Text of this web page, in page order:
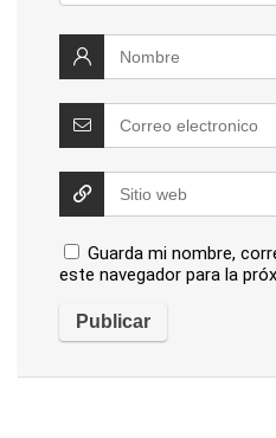
Guarda mi nombre,
este navegador para la